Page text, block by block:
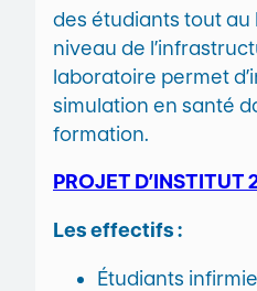
des étudiants tout au
niveau de
laboratoire permet
simulation en santé
formation.
PROJET D’INSTITUT
Les effectifs :
Étudiants